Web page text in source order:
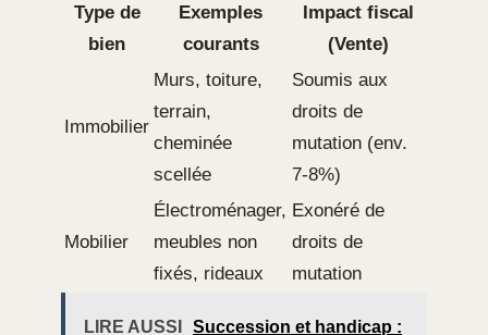
Type de
bien
Exemples
courants
Impact fiscal
(Vente)
Immobilier
Murs, toiture,
terrain,
cheminée
scellée
Soumis aux
droits de
mutation (env.
7-8%)
Mobilier
Électroménager,
meubles non
fixés, rideaux
Exonéré de
droits de
mutation
LIRE AUSSI
Succession et handicap :